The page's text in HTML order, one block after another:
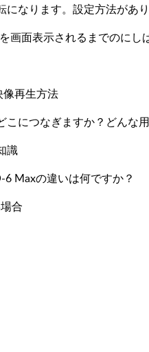
になります。設定方法があ
画面表示されるまでのにし
像再生方法
こにつなぎますか？どんな
識
6 Maxの違いは何ですか？
合